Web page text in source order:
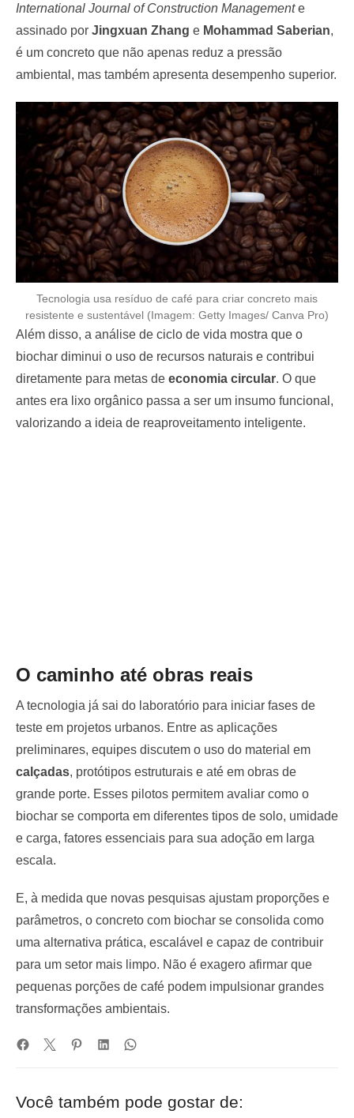
International Journal of Construction Managemente
assinado por Jingxuan Zhang e Mohammad Saberian,
é um concreto que não apenas reduz a pressão
ambiental, mas também apresenta desempenho superior.
Tecnologia usa resíduo de café para criar concreto mais
resistente e sustentável (Imagem: Getty Images/ Canva Pro)
Além disso, a análise de ciclo de vida mostra que o
biochar diminui o uso de recursos naturais e contribui
diretamente para metas de economia circular. O que
antes era lixo orgânico passa a ser um insumo funcional,
valorizando a ideia de reaproveitamento inteligente.
O caminho até obras reais
A tecnologia já sai do laboratório para iniciar fases de
teste em projetos urbanos. Entre as aplicações
preliminares, equipes discutem o uso do material em
calçadas, protótipos estruturais e até em obras de
grande porte. Esses pilotos permitem avaliar como o
biochar se comporta em diferentes tipos de solo, umidade
e carga, fatores essenciais para sua adoção em larga
escala.
E, à medida que novas pesquisas ajustam proporções e
parâmetros, o concreto com biochar se consolida como
uma alternativa prática, escalável e capaz de contribuir
para um setor mais limpo. Não é exagero afirmar que
pequenas porções de café podem impulsionar grandes
transformações ambientais.
Você também pode gostar de: